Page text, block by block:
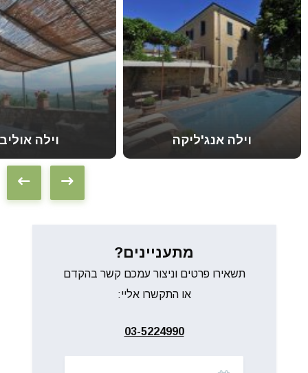
וילה אנג'ליקה וילה
מתעניינים?
תשאירו פרטים וניצור עמכם קשר בהקדם
או התקשרו אליי:
03-5224990